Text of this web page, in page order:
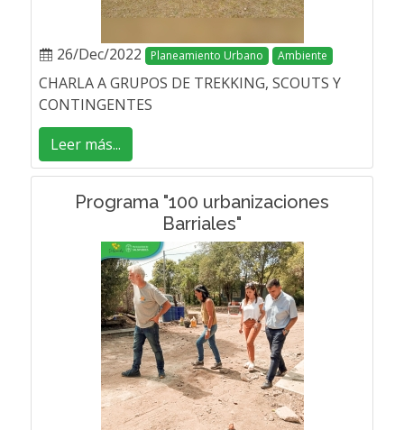
26/Dec/2022 Planeamiento Urbano Ambiente
CHARLA A GRUPOS DE TREKKING, SCOUTS Y
CONTINGENTES
Leer más...
Programa "100 urbanizaciones
Barriales"